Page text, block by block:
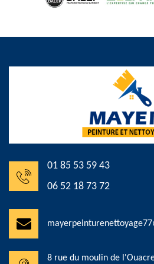
01 85 53 59 43
06 52 18 73 72
8 rue du moulin de